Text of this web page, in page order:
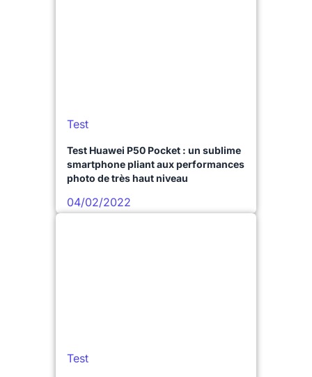
Test
Test Huawei P50 Pocket : un sublime
smartphone pliant aux performances
photo de très haut niveau
04/02/2022
Test